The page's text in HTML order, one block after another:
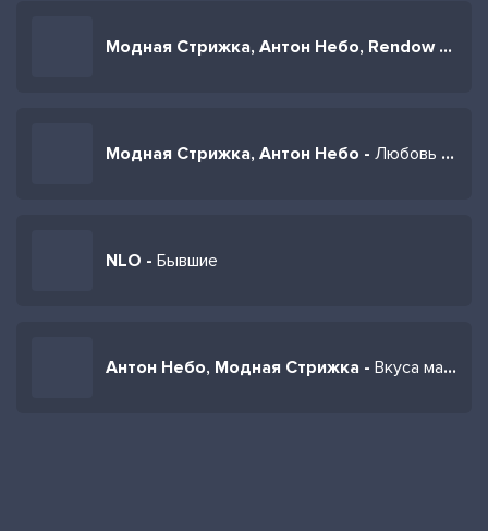
Модная Стрижка, Антон Небо, Rendow -
Модная Стрижка, Антон Небо - Любовь наоборот
NLO - Бывшие
Антон Небо, Модная Стрижка - Вкуса мармелада (Полная версия)